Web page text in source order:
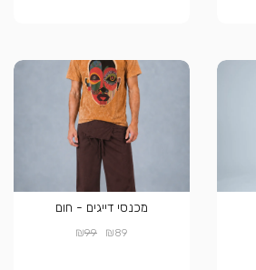
מכנסי דייגים - חום
₪89
₪99